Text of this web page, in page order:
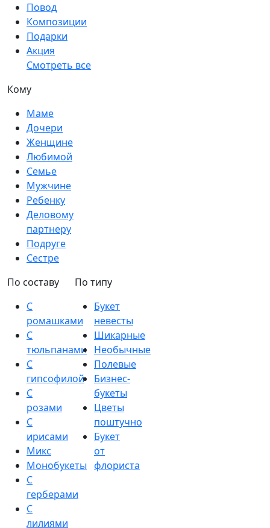
Повод
Композиции
Подарки
Акция
Смотреть все
Кому
Маме
Дочери
Женщине
Любимой
Семье
Мужчине
Ребенку
Деловому
партнеру
Подруге
Сестре
По составу
С
ромашками
С
тюльпанами
С
гипсофилой
С
розами
С
ирисами
Микс
Монобукеты
С
герберами
С
лилиями
По типу
Букет
невесты
Шикарные
Необычные
Полевые
Бизнес-
букеты
Цветы
поштучно
Букет
от
флориста